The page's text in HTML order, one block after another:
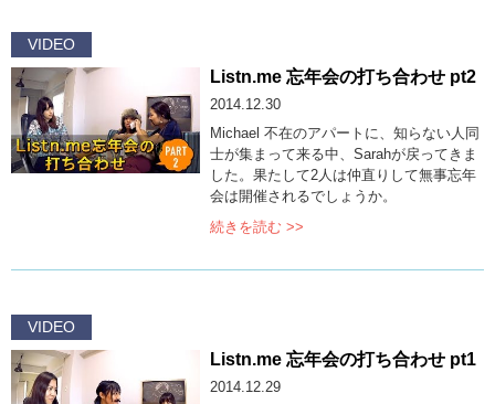
VIDEO
Listn.me 忘年会の打ち合わせ pt2
2014.12.30
Michael 不在のアパートに、知らない人同
士が集まって来る中、Sarahが戻ってきま
した。果たして2人は仲直りして無事忘年
会は開催されるでしょうか。
続きを読む >>
VIDEO
Listn.me 忘年会の打ち合わせ pt1
2014.12.29